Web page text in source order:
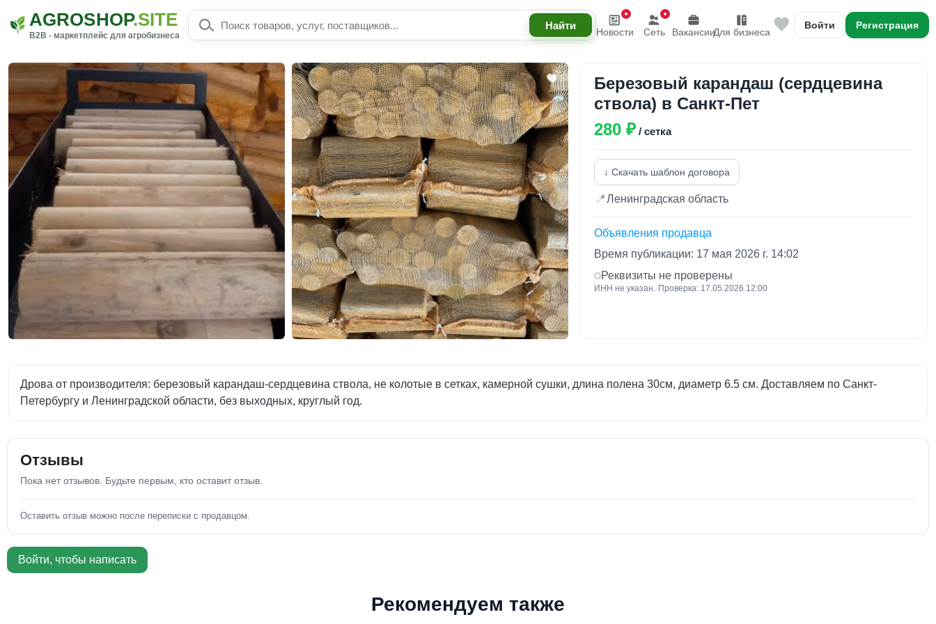
AGROSHOP.SITE
B2B - маркетплейс для агробизнеса Новости Сеть ВакансииДля бизнеса
Войти Регистрация
Березовый карандаш (сердцевина
ствола) в Санкт-Пет
280 ₽ / сетка
↓ Скачать шаблон договора
📍Ленинградская область
Объявления продавца
Время публикации: 17 мая 2026 г. 14:02
Реквизиты не проверены
ИНН не указан.· Проверка: 17.05.2026 12:00
Дрова от производителя: березовый карандаш-сердцевина ствола, не колотые в сетках, камерной сушки, длина полена 30см, диаметр 6.5 см. Доставляем по Санкт-
Петербургу и Ленинградской области, без выходных, круглый год.
Отзывы
Пока нет отзывов. Будьте первым, кто оставит отзыв.
Оставить отзыв можно после переписки с продавцом.
Войти, чтобы написать
Рекомендуем также